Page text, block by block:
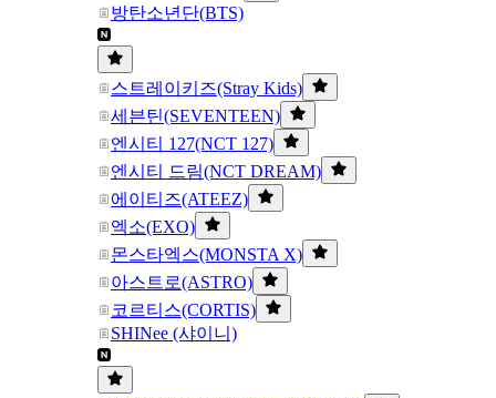
방탄소년단(BTS)
스트레이키즈(Stray Kids)
세븐틴(SEVENTEEN)
엔시티 127(NCT 127)
엔시티 드림(NCT DREAM)
에이티즈(ATEEZ)
엑소(EXO)
몬스타엑스(MONSTA X)
아스트로(ASTRO)
코르티스(CORTIS)
SHINee (샤이니)